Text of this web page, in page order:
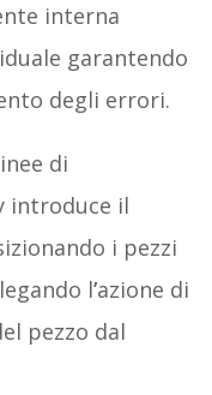
interna
garantendo
degli errori.
di
introduce il
i pezzi
l’azione di
pezzo dal